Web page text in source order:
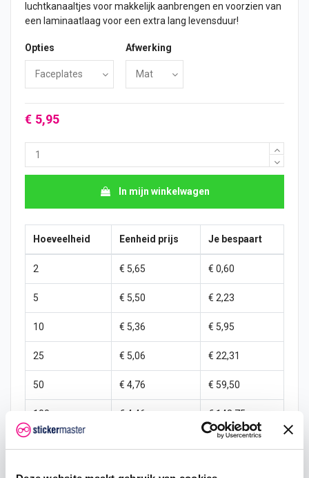
luchtkanaaltjes voor makkelijk aanbrengen en voorzien van
een laminaatlaag voor een extra lang levensduur!
Opties Afwerking
€ 5,95
In mijn winkelwagen
Hoeveelheid Eenheid prijs Je bespaart
2 € 5,65 € 0,60
5 € 5,50 € 2,23
10 € 5,36 € 5,95
25 € 5,06 € 22,31
50 € 4,76 € 59,50
100 € 4,46 € 148,75